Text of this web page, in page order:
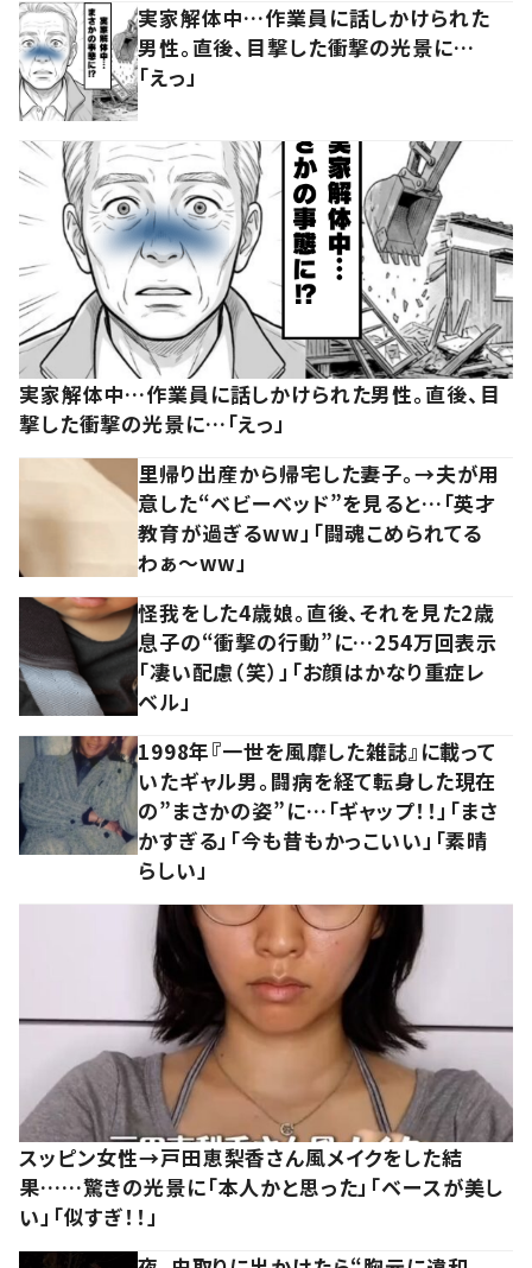
実家解体中…作業員に話しかけられた
男性。直後、目撃した衝撃の光景に…
「えっ」
実家解体中…作業員に話しかけられた男性。直後、目
撃した衝撃の光景に…「えっ」
里帰り出産から帰宅した妻子。→夫が用
意した“ベビーベッド”を見ると…「英才
教育が過ぎるww」「闘魂こめられてる
わぁ～ww」
怪我をした4歳娘。直後、それを見た2歳
息子の“衝撃の行動”に…254万回表示
「凄い配慮（笑）」「お顔はかなり重症レ
ベル」
1998年『一世を風靡した雑誌』に載って
いたギャル男。闘病を経て転身した現在
の”まさかの姿”に…「ギャップ！！」「まさ
かすぎる」「今も昔もかっこいい」「素晴
らしい」
スッピン女性→戸田恵梨香さん風メイクをした結
果……驚きの光景に「本人かと思った」「ベースが美し
い」「似すぎ！！」